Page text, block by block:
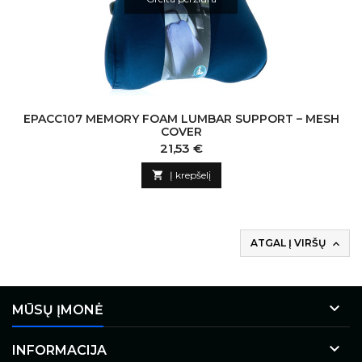
EPACC107 MEMORY FOAM LUMBAR SUPPORT – MESH
COVER
Kaina
21,53 €
 Į krepšelį
ATGAL Į VIRŠŲ 
MŪSŲ ĮMONĖ 
INFORMACIJA 